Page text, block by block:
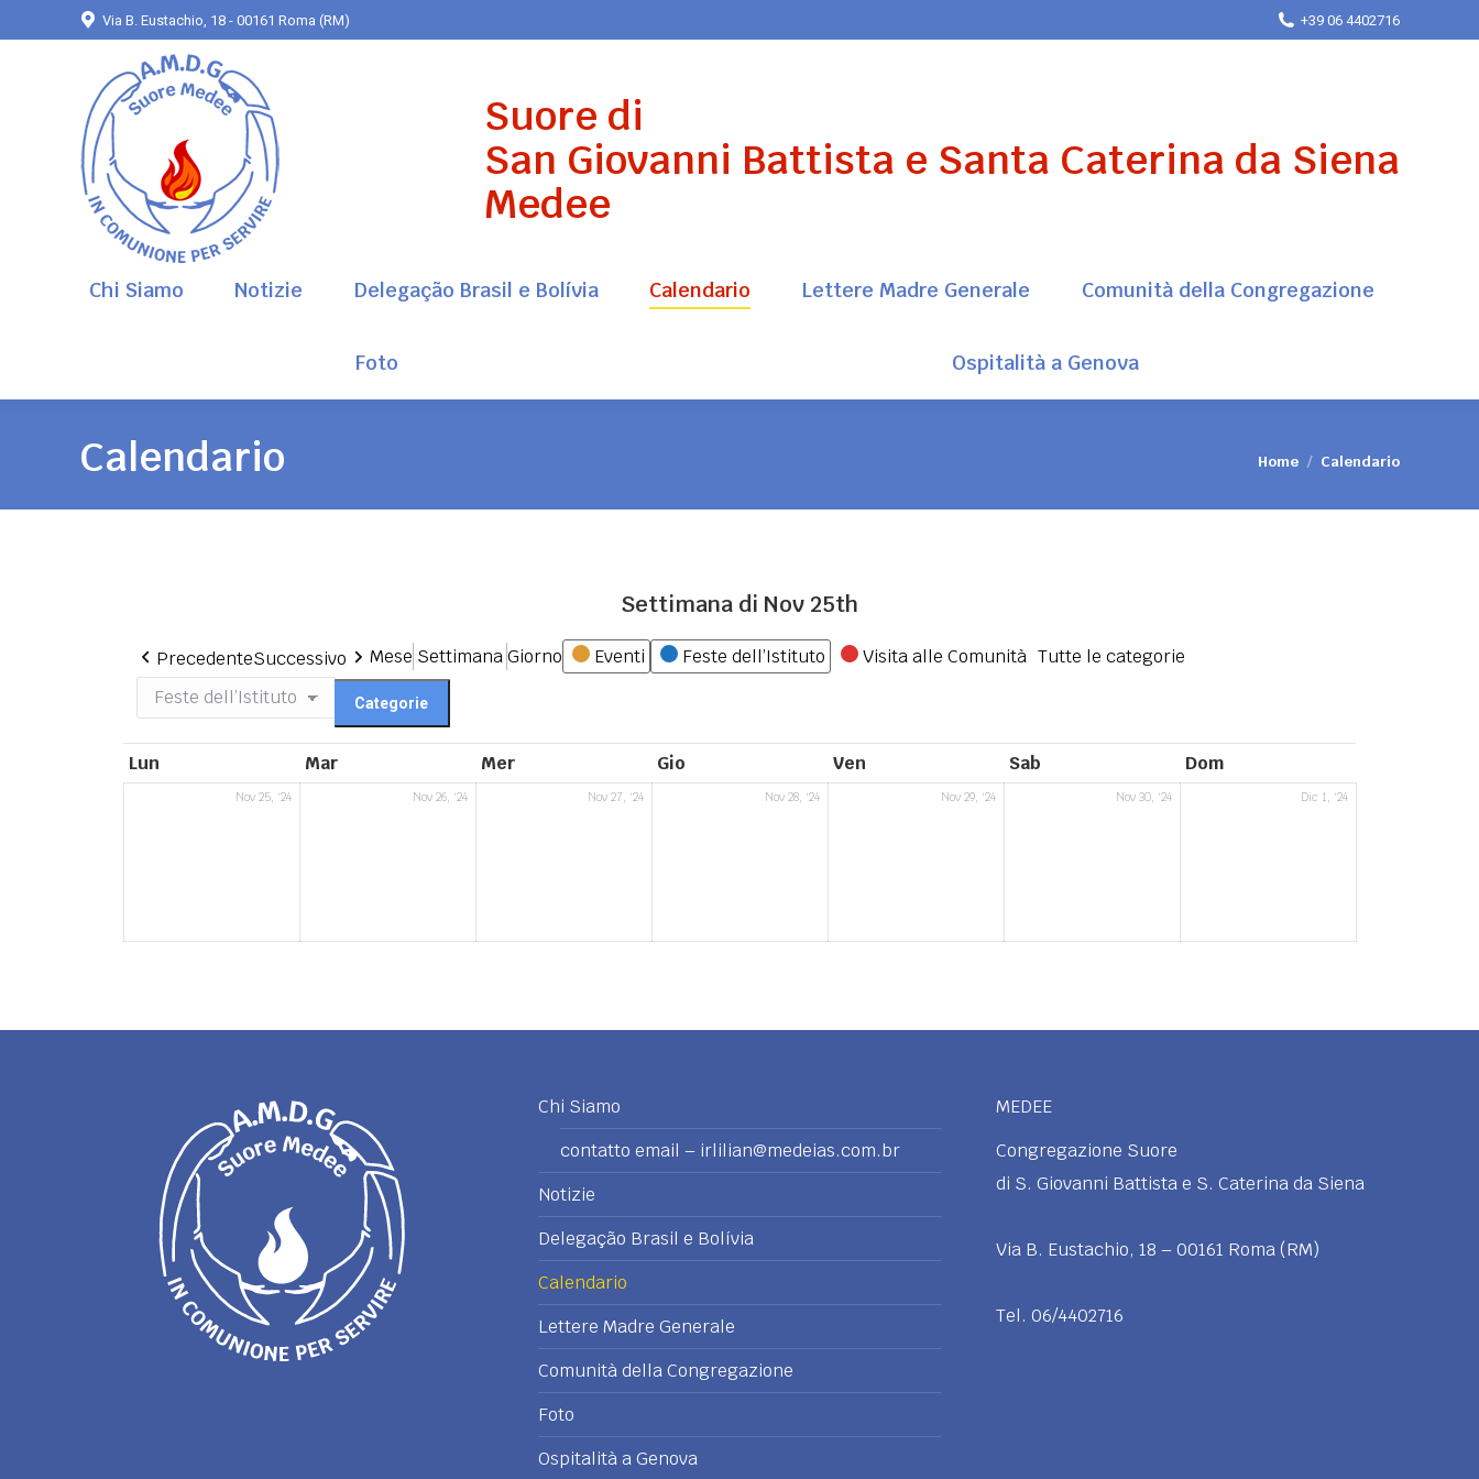
Via B. Eustachio, 18 - 00161 Roma (RM) +39 06 4402716
Suore di
San Giovanni Battista e Santa Caterina da Siena
Medee
Chi Siamo Notizie Delegação Brasil e Bolívia Calendario Lettere Madre Generale Comunità della Congregazione
Foto Ospitalità a Genova
Calendario Tu sei qui:
Home Calendario
Settimana di Nov 25th
PrecedenteSuccessivo Mese SettimanaGiorno Categorie
Eventi Feste dell’Istituto Visita alle Comunità Tutte le categorie
Categorie
Lun Mar Mer Gio Ven Sab Dom
Nov 25, '2425
Nov 26, '2426
Nov 27, '2427
Nov 28, '2428
Nov 29, '2429
Nov 30, '2430
Dic 1, '241
Chi Siamo
contatto email – irlilian@medeias.com.br
Notizie
Delegação Brasil e Bolívia
Calendario
Lettere Madre Generale
Comunità della Congregazione
Foto
Ospitalità a Genova
MEDEE
Congregazione Suore
di S. Giovanni Battista e S. Caterina da Siena
Via B. Eustachio, 18 – 00161 Roma (RM)
Tel. 06/4402716
Chi Siamo Notizie Delegação Brasil e Bolívia Calendario Lettere Madre Generale Comunità della Congregazione